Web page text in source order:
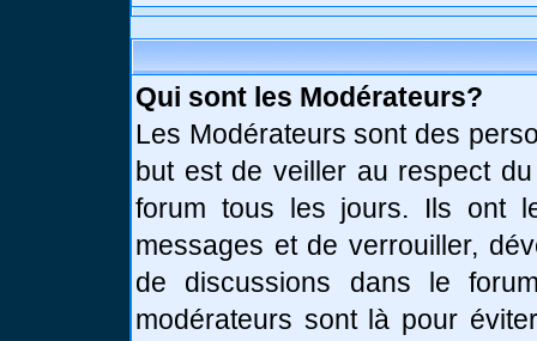
Qui sont les Modérateurs?
Les Modérateurs sont des
but est de veiller au respect
forum tous les jours. Ils ont
messages et de verrouiller,
de discussions dans le
modérateurs sont là pour